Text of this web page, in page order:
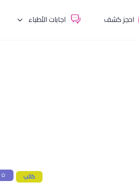
احجز كشف اجابات الأطباء
كاتب